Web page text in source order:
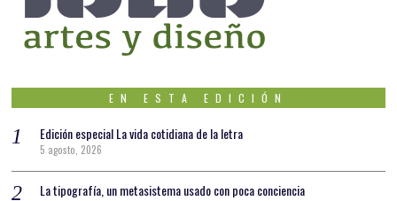
EN ESTA EDICIÓN
Edición especial La vida cotidiana de la letra
5 agosto, 2026
La tipografía, un metasistema usado con poca conciencia